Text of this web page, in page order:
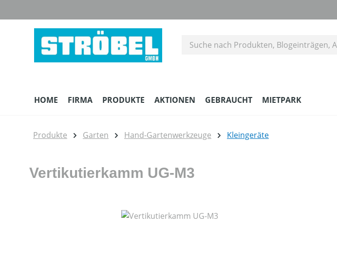
HOME FIRMA PRODUKTE AKTIONEN GEBRAUCHT MIETPARK
Produkte Garten Hand-Gartenwerkzeuge Kleingeräte
Vertikutierkamm UG-M3